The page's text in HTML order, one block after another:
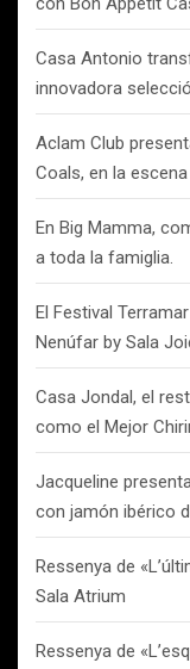
Casa Antonio
innovadora
Aclam Club
Coals, en la
En Big Mamma,
a toda la famiglia.
El Festival
Nenúfar by Sala
Casa Jondal, el
como el Mejor
Jacqueline
con jamón ibérico
Ressenya de
Sala Atrium
Ressenya de